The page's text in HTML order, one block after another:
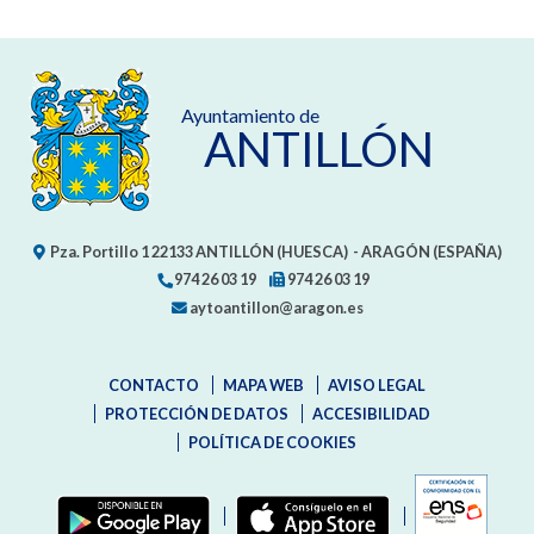
Ayuntamiento de
ANTILLÓN
Pza. Portillo 122133ANTILLÓN (HUESCA) - ARAGÓN (ESPAÑA)
974 26 03 19
974 26 03 19
aytoantillon@aragon.es
CONTACTO MAPA WEB
AVISO LEGAL
PROTECCIÓN DE DATOS
ACCESIBILIDAD
POLÍTICA DE COOKIES